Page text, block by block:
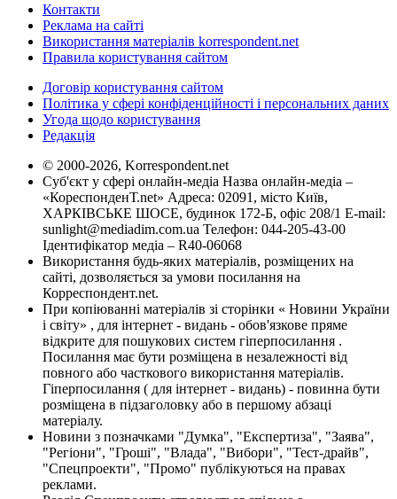
Контакти
Реклама на сайті
Використання матеріалів korrespondent.net
Правила користування сайтом
Договір користування сайтом
Політика у сфері конфіденційності і персональних даних
Угода щодо користування
Редакція
© 2000-2026, Korrespondent.net
Суб'єкт у сфері онлайн-медіа Назва онлайн-медіа –
«КореспонденТ.net» Адреса: 02091, місто Київ,
ХАРКІВСЬКЕ ШОСЕ, будинок 172-Б, офіс 208/1 E-mail:
sunlight@mediadim.com.ua Телефон: 044-205-43-00
Ідентифікатор медіа – R40-06068
Використання будь-яких матеріалів, розміщених на
сайті, дозволяється за умови посилання на
Корреспондент.net.
При копіюванні матеріалів зі сторінки « Новини України
і світу» , для інтернет - видань - обов'язкове пряме
відкрите для пошукових систем гіперпосилання .
Посилання має бути розміщена в незалежності від
повного або часткового використання матеріалів.
Гіперпосилання ( для інтернет - видань) - повинна бути
розміщена в підзаголовку або в першому абзаці
матеріалу.
Новини з позначками "Думка", "Експертиза", "Заява",
"Регіони", "Гроші", "Влада", "Вибори", "Тест-драйв",
"Спецпроекти", "Промо" публікуються на правах
реклами.